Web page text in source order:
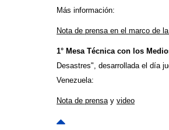
Más información:
Nota de prensa en el marco de
1° Mesa Técnica con los
Desastres", desarrollada el día
Venezuela:
Nota de prensay video